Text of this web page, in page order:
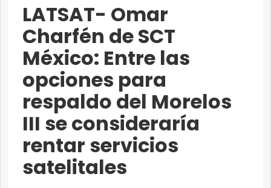
LATSAT- Omar
Charfén de SCT
México: Entre las
opciones para
respaldo del Morelos
III se consideraría
rentar servicios
satelitales